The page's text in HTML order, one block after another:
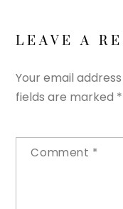
LEAVE A
Your email
fields are marked *
Comment *